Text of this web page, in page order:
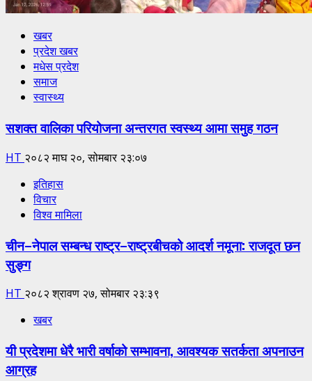
खबर
प्रदेश खबर
मधेस प्रदेश
समाज
स्वास्थ्य
सशक्त वालिका परियोजना अन्तरगत स्वस्थ्य आमा समुह गठन
HT २०८२ माघ २०, सोमबार २३:०७
इतिहास
विचार
विश्व मामिला
चीन–नेपाल सम्बन्ध राष्ट्र–राष्ट्रबीचको आदर्श नमूना: राजदूत छन
सुङ्ग
HT २०८२ श्रावण २७, सोमबार २३:३९
खबर
यी प्रदेशमा धेरै भारी वर्षाको सम्भावना, आवश्यक सतर्कता अपनाउन
आग्रह